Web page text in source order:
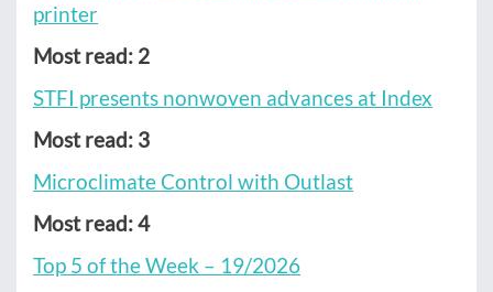
printer
Most read: 2
STFI presents nonwoven advances at Index
Most read: 3
Microclimate Control with Outlast
Most read: 4
Top 5 of the Week – 19/2026